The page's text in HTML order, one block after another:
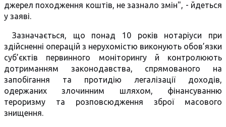
джерел походження коштів, не зазнало змін", - йдеться
у заяві.
Зазначається, що понад 10 років нотаріуси при
здійсненні операцій з нерухомістю виконують обов’язки
суб’єктів первинного моніторингу й контролюють
дотриманням законодавства, спрямованого на
запобігання та протидію легалізації доходів,
одержаних злочинним шляхом, фінансуванню
тероризму та розповсюдження зброї масового
знищення.